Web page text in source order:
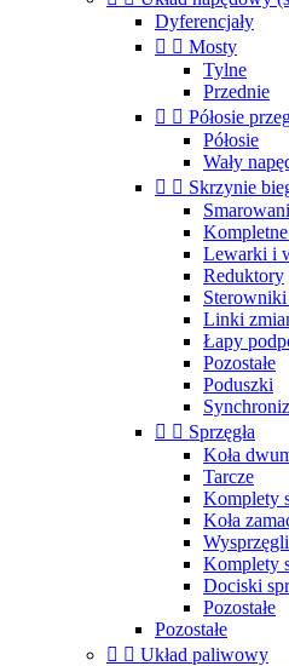
Dyferencjały
  Mosty
Tylne
Przednie
  Półosie
Półosie
Wały
  Skrzynie
Lewarki i
Reduktory
Linki
Łapy
Pozostałe
Poduszki
  Sprzęgła
Koła
Tarcze
Komplety
Koła
Komplety
Dociski
Pozostałe
Pozostałe
  Układ paliwowy